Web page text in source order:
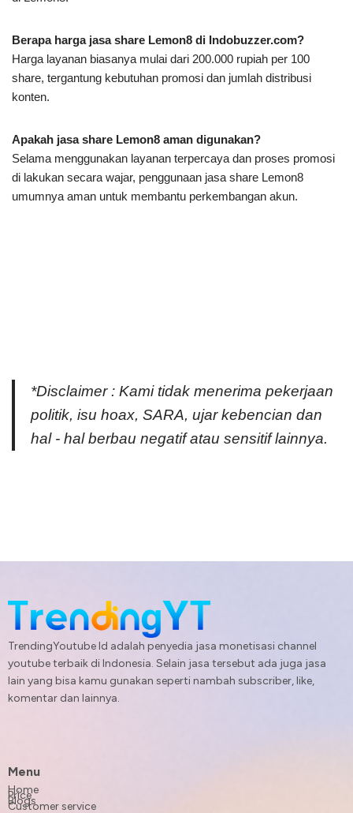
Berapa harga jasa share Lemon8 di Indobuzzer.com?
Harga layanan biasanya mulai dari 200.000 rupiah per 100
share, tergantung kebutuhan promosi dan jumlah distribusi
konten.
Apakah jasa share Lemon8 aman digunakan?
Selama menggunakan layanan terpercaya dan proses promosi
di lakukan secara wajar, penggunaan jasa share Lemon8
umumnya aman untuk membantu perkembangan akun.
*Disclaimer : Kami tidak menerima pekerjaan
politik, isu hoax, SARA, ujar kebencian dan
hal - hal berbau negatif atau sensitif lainnya.
TrendingYoutube Id adalah penyedia jasa monetisasi channel
youtube terbaik di Indonesia. Selain jasa tersebut ada juga jasa
lain yang bisa kamu gunakan seperti nambah subscriber, like,
komentar dan lainnya.
Menu
Home
Price
Blogs
Customer service